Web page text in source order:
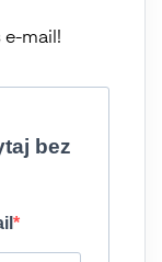
e-mail!
bez